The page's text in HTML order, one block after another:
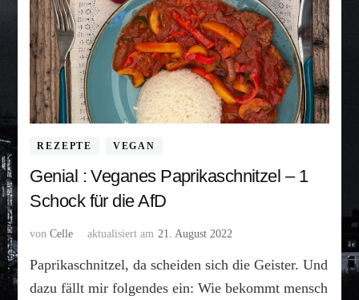
REZEPTE VEGAN
Genial : Veganes Paprikaschnitzel – 1
Schock für die AfD
vonCelle aktualisiert am 21. August 2022
Paprikaschnitzel, da scheiden sich die Geister. Und
dazu fällt mir folgendes ein: Wie bekommt mensch